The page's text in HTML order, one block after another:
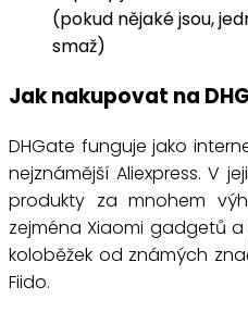
(pokud nějaké jsou,
smaž)
Jak nakupovat na
DHGate funguje jako
nejznámější Aliexpress. V
produkty za mnohem
zejména Xiaomi gadgetů
koloběžek od známých
Fiido.